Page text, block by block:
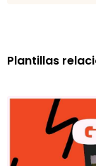
Plantillas